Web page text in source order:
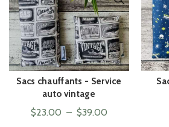
ACHAT RAPIDE
Sacs chauffants - Service
auto vintage
$23.00 – $39.00